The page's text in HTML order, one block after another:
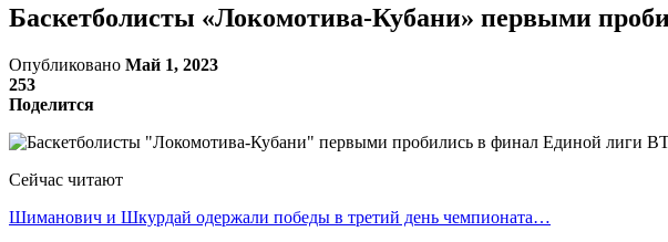
Баскетболисты «Локомотива-Кубани» первыми
Опубликовано Май 1, 2023
253
Поделится
Сейчас читают
Шиманович и Шкурдай одержали победы в третий день чемпионата…